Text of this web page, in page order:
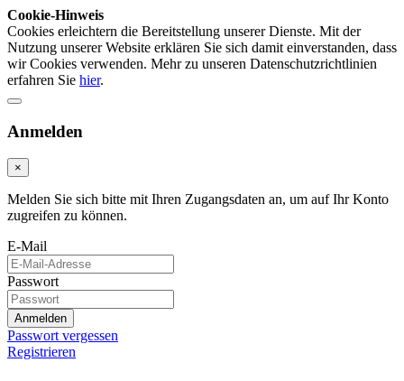
Cookie-Hinweis
Cookies erleichtern die Bereitstellung unserer Dienste. Mit der
Nutzung unserer Website erklären Sie sich damit einverstanden, dass
wir Cookies verwenden. Mehr zu unseren Datenschutzrichtlinien
erfahren Sie hier.
Anmelden
×
Melden Sie sich bitte mit Ihren Zugangsdaten an, um auf Ihr Konto
zugreifen zu können.
E-Mail
Passwort
Anmelden
Passwort vergessen
Registrieren